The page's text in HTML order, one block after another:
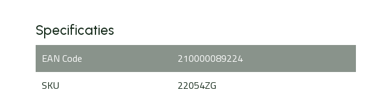
Specificaties
EAN Code
210000089224
SKU
22054ZG